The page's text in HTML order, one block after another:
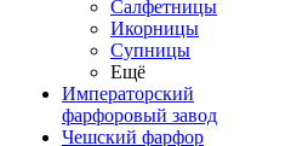
Салфетницы
Икорницы
Супницы
Ещё
Императорский
фарфоровый завод
Чешский фарфор